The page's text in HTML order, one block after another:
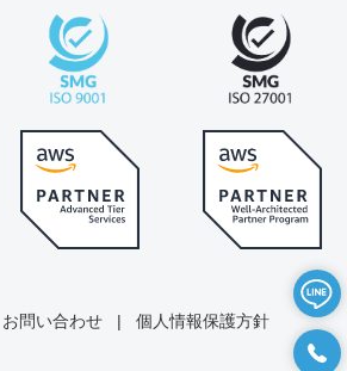
お問い合わせ | 個人情報保護方針